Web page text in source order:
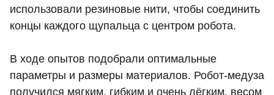
использовали резиновые нити, чтобы соединить
концы каждого щупальца с центром робота.
В ходе опытов подобрали оптимальные
параметры и размеры материалов. Робот-медуза
получился мягким, гибким и очень лёгким, весом